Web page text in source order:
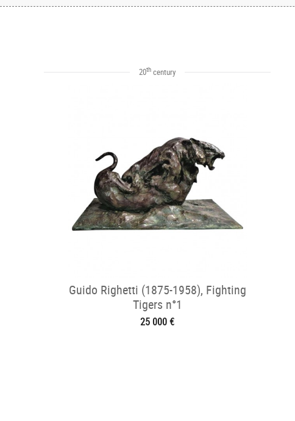
20th century
Guido Righetti (1875-1958), Fighting
Tigers n°1
25 000 €